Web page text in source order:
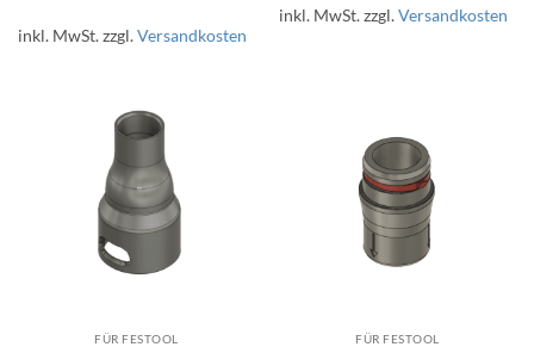
inkl. MwSt.zzgl.Versandkosten
inkl. MwSt.zzgl.Versandkosten
FÜR FESTOOL FÜR FESTOOL